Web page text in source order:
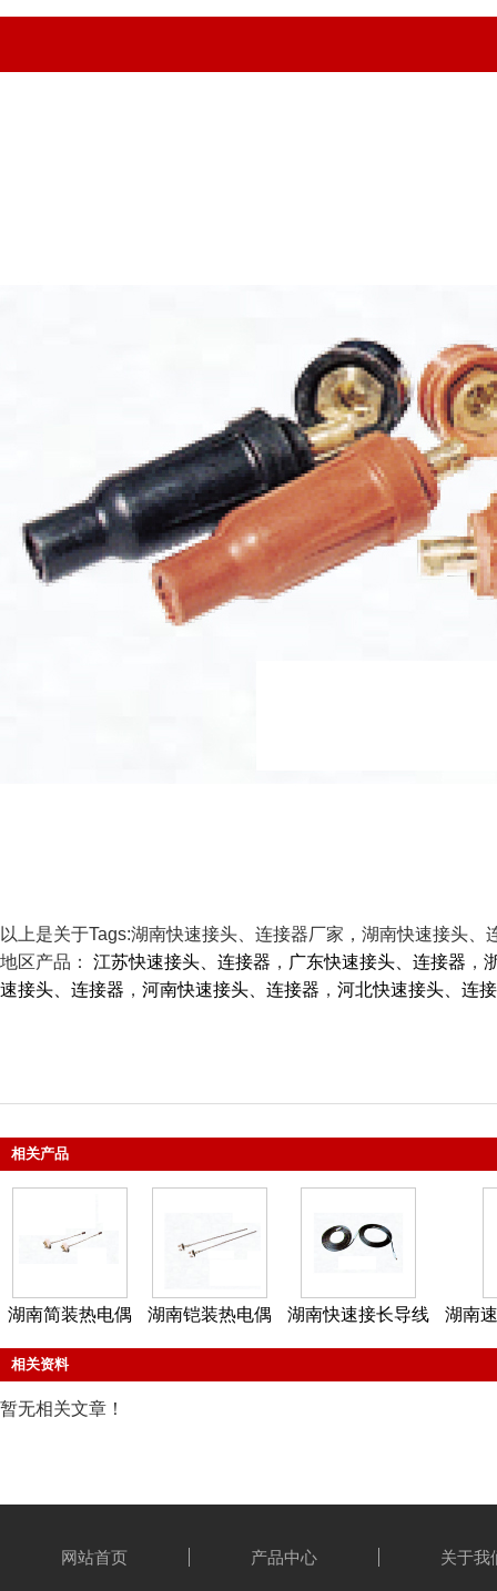
以上是关于Tags:湖南快速接头、连接器厂家，湖南快速接头
地区产品： 江苏快速接头、连接器 ， 广东快速接头、连接器 ，
速接头、连接器 ， 河南快速接头、连接器 ， 河北快速接头、连
相关产品
湖南简装热电偶 湖南铠装热电偶 湖南快速接长导线 湖南
相关资料
暂无相关文章！
网站首页 产品中心 关于我